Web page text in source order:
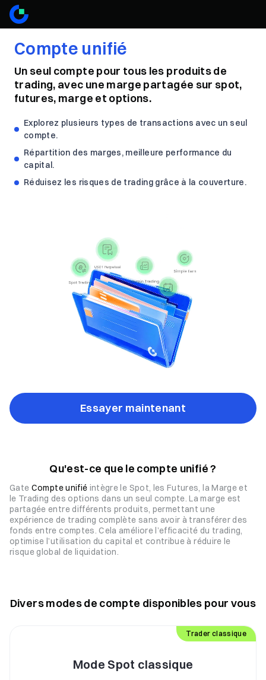
Compte unifié
Un seul compte pour tous les produits de
trading, avec une marge partagée sur spot,
futures, marge et options.
Explorez plusieurs types de transactions avec un seul
compte.
Répartition des marges, meilleure performance du
capital.
Réduisez les risques de trading grâce à la couverture.
Essayer maintenant
Qu'est-ce que le compte unifié ?
Gate Compte unifié intègre le Spot, les Futures, la Marge et
le Trading des options dans un seul compte. La marge est
partagée entre différents produits, permettant une
expérience de trading complète sans avoir à transférer des
fonds entre comptes. Cela améliore l’efficacité du trading,
optimise l’utilisation du capital et contribue à réduire le
risque global de liquidation.
Divers modes de compte disponibles pour vous
Mode Spot classique
Trader classique